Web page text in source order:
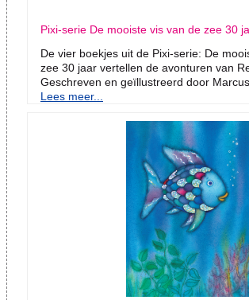
Pixi-serie De mooiste vis van de zee 30
De vier boekjes uit de Pixi-serie: De
zee 30 jaar vertellen de avonturen van
Geschreven en geïllustreerd door
Lees meer...